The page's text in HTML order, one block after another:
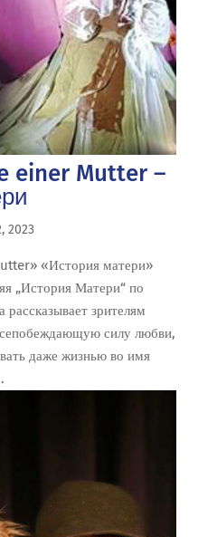
einer Mutter –
2023
«История матери»
„История Матери“ по
зрителям
силу любви,
даже жизнью во имя